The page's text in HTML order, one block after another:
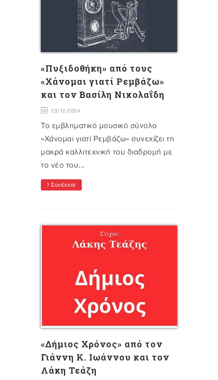
«Πυξιδοθήκη» από τους
«Χάνομαι γιατί Ρεμβάζω»
και τον Βασίλη Νικολαΐδη
23/12/2024
Το εμβληματικό μουσικό σύνολο
«Χάνομαι γιατί Ρεμβάζω» συνεχίζει τη
μακρά καλλιτεχνική του διαδρομή με
το νέο του...
Συνέχεια
«Δήμιος Χρόνος» από τον
Γιάννη Κ. Ιωάννου και τον
Λάκη Τεάζη